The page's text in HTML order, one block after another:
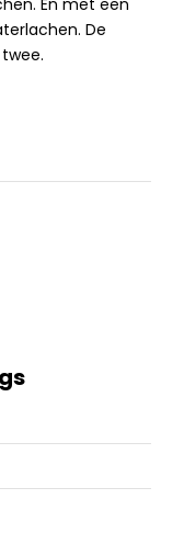
En met een
De